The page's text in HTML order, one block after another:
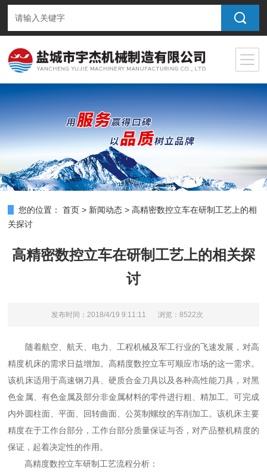
您的位置： 首页 > 新闻动态 >高精密数控立车在研制工艺上的相
关探讨
高精密数控立车在研制工艺上的相关探
讨
发布时间：2018/4/19 9:11:11 浏览：8522次
随着航空、航天、电力、工程机械及军工行业的飞速发展，对高
精度机床的需求日益增加。高精度数控立车可顺应市场的这一需求。
该机床适用于高速钢刀具、硬质合金刀具以及各种高性能刀具，对黑
色金属、有色金属及部分非金属材料的零件进行粗、精加工。可完成
内外圆柱面、平面、回转曲面、公英制螺纹的车削加工。该机床主要
精度在于工作台部分，工作台部分质量保证与否，对产品整机精度的
保证，起着决定性的作用。
高精度数控立车研制工艺流程分析：